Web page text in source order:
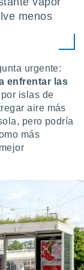
menos
urgente:
enfrentar las
islas de
aire más
pero podría
más